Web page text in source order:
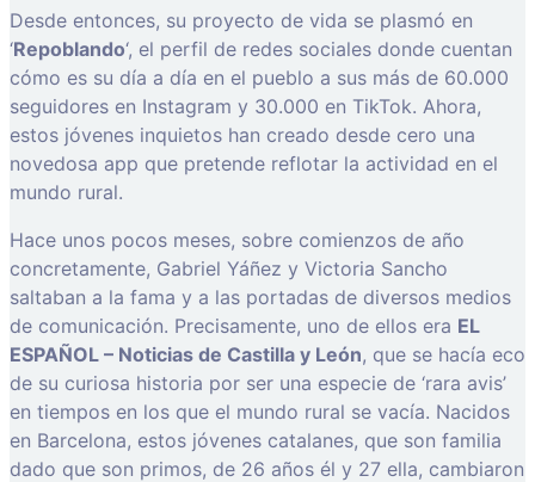
Desde entonces, su proyecto de vida se plasmó en
‘Repoblando‘, el perfil de redes sociales donde cuentan
cómo es su día a día en el pueblo a sus más de 60.000
seguidores en Instagram y 30.000 en TikTok. Ahora,
estos jóvenes inquietos han creado desde cero una
novedosa app que pretende reflotar la actividad en el
mundo rural.
Hace unos pocos meses, sobre comienzos de año
concretamente, Gabriel Yáñez y Victoria Sancho
saltaban a la fama y a las portadas de diversos medios
de comunicación. Precisamente, uno de ellos era EL
ESPAÑOL – Noticias de Castilla y León, que se hacía eco
de su curiosa historia por ser una especie de ‘rara avis’
en tiempos en los que el mundo rural se vacía. Nacidos
en Barcelona, estos jóvenes catalanes, que son familia
dado que son primos, de 26 años él y 27 ella, cambiaron